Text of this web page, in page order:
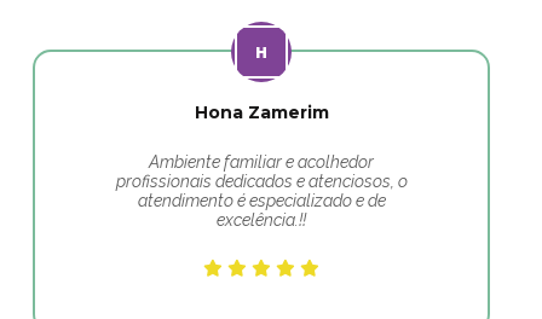
Hona Zamerim
Ambiente familiar e acolhedor
profissionais dedicados e atenciosos, o
atendimento é especializado e de
excelência.!!